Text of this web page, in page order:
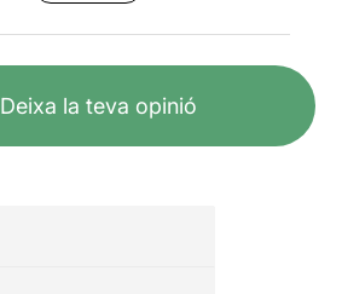
Havien d'haver comprovat
abans de començar que la
aguantat estoicament fins al
final. No m'he aixecat i
marxat per respecte a la
Deixa la teva opinió